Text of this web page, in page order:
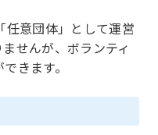
任意団体」として運営
せんが、ボランティ
きます。